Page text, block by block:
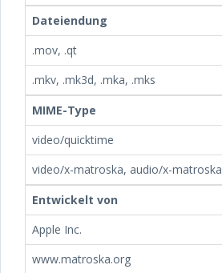
Dateiendung
.mov, .qt
.mkv, .mk3d, .mka, .mks
MIME-Type
video/quicktime
video/x-matroska, audio/x-matroska
Entwickelt von
Apple Inc.
www.matroska.org